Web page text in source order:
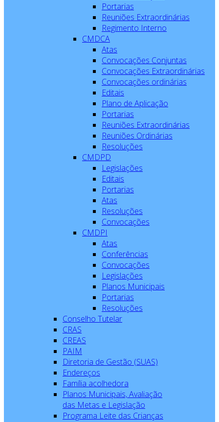
Portarias
Reuniões Extraordinárias
Regimento Interno
CMDCA
Atas
Convocações Conjuntas
Convocações Extraordinárias
Convocações ordinárias
Editais
Plano de Aplicação
Portarias
Reuniões Extraordinárias
Reuniões Ordinárias
Resoluções
CMDPD
Legislações
Editais
Portarias
Atas
Resoluções
Convocações
CMDPI
Atas
Conferências
Convocações
Legislações
Planos Municipais
Portarias
Resoluções
Conselho Tutelar
CRAS
CREAS
PAIM
Diretoria de Gestão (SUAS)
Endereços
Família acolhedora
Planos Municipais, Avaliação
das Metas e Legislação
Programa Leite das Crianças